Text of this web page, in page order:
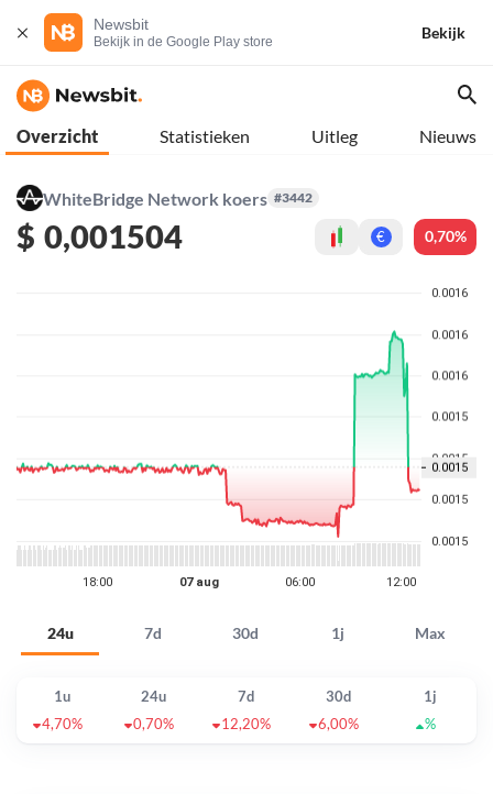
Newsbit
Bekijk in de Google Play store
Bekijk
Overzicht Statistieken Uitleg Nieuws
WhiteBridge Network koers #3442
$ 0,001504 € 0,70%
24u 7d 30d 1j Max
1u 24u 7d 30d
1j
4,70%
0,70% 12,20% 6,00% %